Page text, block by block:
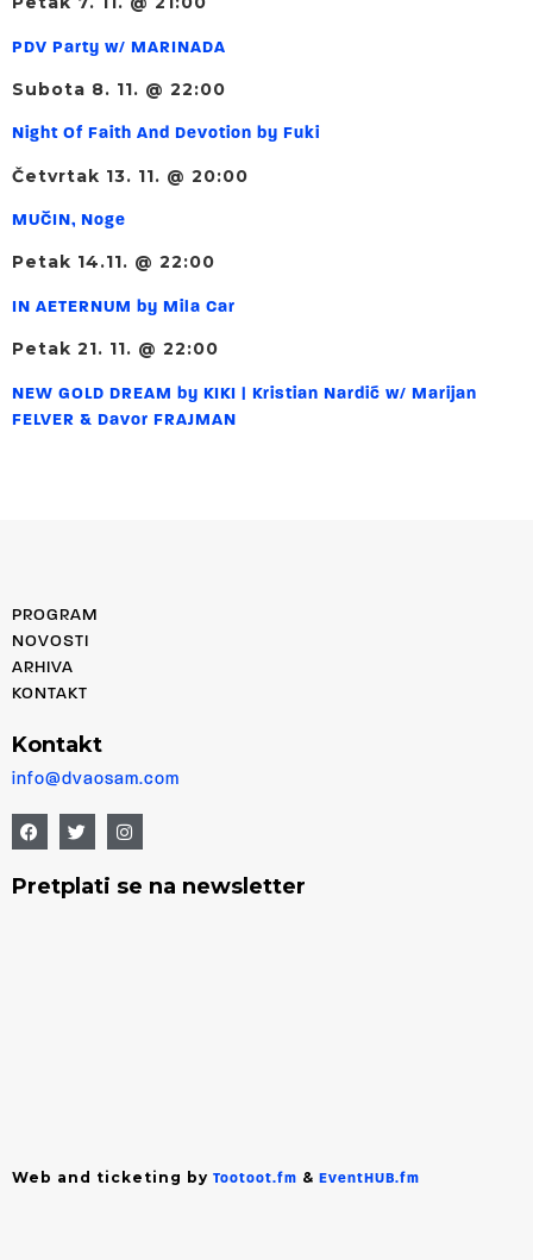
PDV Party w/ MARINADA
Subota 8. 11. @ 22:00
Night Of Faith And Devotion by Fuki
Četvrtak 13. 11. @ 20:00
MUČIN, Noge
Petak 14.11. @ 22:00
IN AETERNUM by Mila Car
Petak 21. 11. @ 22:00
NEW GOLD DREAM by KIKI | Kristian Nardić w/ Marijan
FELVER & Davor FRAJMAN
PROGRAM
NOVOSTI
ARHIVA
KONTAKT
Kontakt
info@dvaosam.com
Pretplati se na newsletter
Web and ticketing by Tootoot.fm & EventHUB.fm